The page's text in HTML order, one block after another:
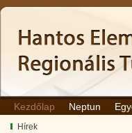
Kezdőlap Neptun
Hírek